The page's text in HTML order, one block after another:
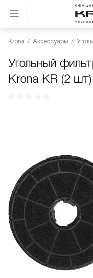
Krona Аксессуары
Угольный
Krona KR (2 шт)